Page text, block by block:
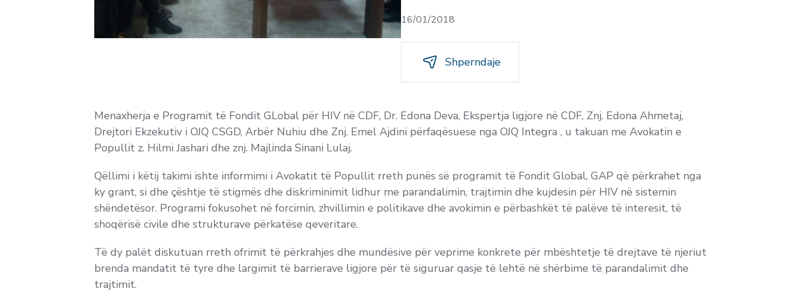
16/01/2018
Shperndaje
Menaxherja e Programit të Fondit GLobal për HIV në CDF, Dr. Edona Deva, Ekspertja ligjore në CDF, Znj. Edona Ahmetaj,
Drejtori Ekzekutiv i OJQ CSGD, Arbër Nuhiu dhe Znj. Emel Ajdini përfaqësuese nga OJQ Integra , u takuan me Avokatin e
Popullit z. Hilmi Jashari dhe znj. Majlinda Sinani Lulaj.
Qëllimi i këtij takimi ishte informimi i Avokatit të Popullit rreth punës së programit të Fondit Global, GAP që përkrahet nga
ky grant, si dhe çështje të stigmës dhe diskriminimit lidhur me parandalimin, trajtimin dhe kujdesin për HIV në sistemin
shëndetësor. Programi fokusohet në forcimin, zhvillimin e politikave dhe avokimin e përbashkët të palëve të interesit, të
shoqërisë civile dhe strukturave përkatëse qeveritare.
Të dy palët diskutuan rreth ofrimit të përkrahjes dhe mundësive për veprime konkrete për mbështetje të drejtave të njeriut
brenda mandatit të tyre dhe largimit të barrierave ligjore për të siguruar qasje të lehtë në shërbime të parandalimit dhe
trajtimit.